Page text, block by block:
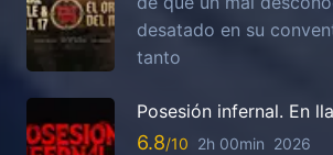
desatado en su
tanto
Posesión infernal. En
6.8 2h 00min 2026